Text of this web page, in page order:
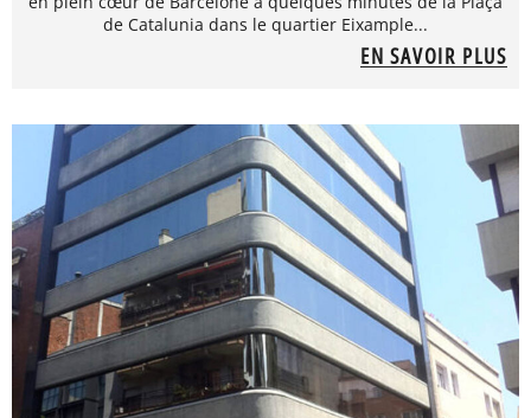
de Catalunia dans le quartier Eixample...
EN SAVOIR PLUS